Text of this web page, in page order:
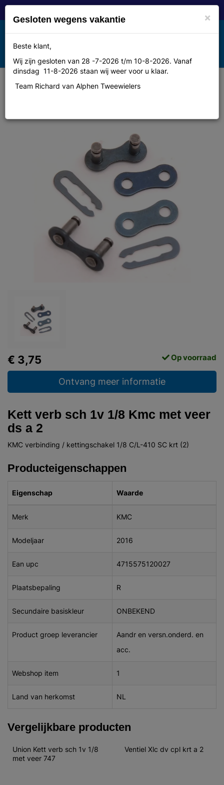
Toggle
navigation
MENU
Kett verb sch 1v 1/8 Kmc met veer
€ 3,75 Op voorraad
Ontvang meer informatie
Kett verb sch 1v 1/8 Kmc met veer
ds a 2
KMC verbinding / kettingschakel 1/8 C/L-410 SC krt (2)
Producteigenschappen
Eigenschap Waarde
Merk KMC
Modeljaar 2016
Ean upc 4715575120027
Plaatsbepaling R
Secundaire basiskleur ONBEKEND
Product groep leverancier
Aandr en versn.onderd. en
acc.
Webshop item 1
Land van herkomst NL
Vergelijkbare producten
Union Kett verb sch 1v 1/8
met veer 747
Ventiel Xlc dv cpl krt a 2
×
Gesloten wegens vakantie
Beste klant,
Wij zijn gesloten van 28 -7-2026 t/m 10-8-2026. Vanaf
dinsdag 11-8-2026 staan wij weer voor u klaar.
Team Richard van Alphen Tweewielers